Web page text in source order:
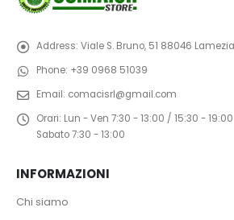
Address: Viale S. Bruno, 51 88046
Phone: +39 0968 51039
Email: comacisrl@gmail.com
Orari: Lun - Ven 7:30 - 13:00 / 15:30 - 19:00
Sabato 7:30 - 13:00
INFORMAZIONI
Chi siamo